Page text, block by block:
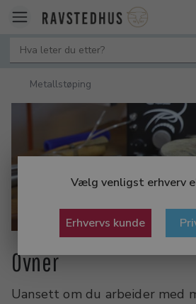
Vælg venligst erhverv
Erhvervs kunde
Metallstøping
Ovner
Uansett om du arbeider med